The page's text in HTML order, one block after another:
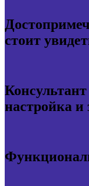
стоит
настройка и